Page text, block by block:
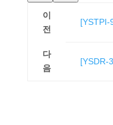
이
전
[YSTPI-
다
음
[YSDR-